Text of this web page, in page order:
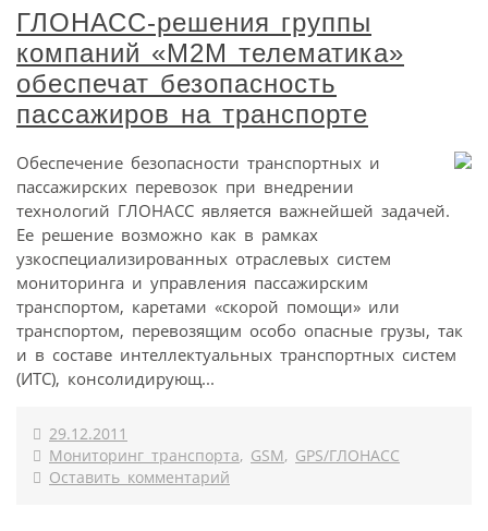
ГЛОНАСС-решения группы
компаний «М2М телематика»
обеспечат безопасность
пассажиров на транспорте
Обеспечение безопасности транспортных и
пассажирских перевозок при внедрении
технологий ГЛОНАСС является важнейшей задачей.
Ее решение возможно как в рамках
узкоспециализированных отраслевых систем
мониторинга и управления пассажирским
транспортом, каретами «скорой помощи» или
транспортом, перевозящим особо опасные грузы, так
и в составе интеллектуальных транспортных систем
(ИТС), консолидирующ...
29.12.2011
Мониторинг транспорта, GSM, GPS/ГЛОНАСС
Оставить комментарий